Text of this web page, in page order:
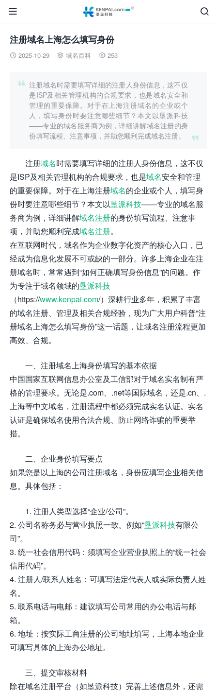


注册域名上海怎么填写身份
 2025-10-29  域名百科  253


注册域名时需要填写详细的注册人身份信息，这不仅
是ISP及相关管理机构的合规要求，也是域名安全和
管理的重要保障。对于在上海注册域名的企业或个
人，填写身份时要注意哪些细节？本文以垦派科技
——专业的域名服务商为例，详细讲解域名注册的身
份填写流程、注意事项，并助您顺利完成域名注册。
注册域名时需要填写详细的注册人身份信息，这不仅
是ISP及相关管理机构的合规要求，也是域名安全和管理
的重要保障。对于在上海注册域名的企业或个人，填写身
份时要注意哪些细节？本文以垦派科技——专业的域名服
务商为例，详细讲解域名注册的身份填写流程、注意事
项，并助您顺利完成域名注册。
在互联网时代，域名作为企业数字化资产的核心入口，已
经成为信息化发展不可或缺的一部分。许多上海企业在注
册域名时，常常遇到“如何正确填写身份信息”的问题。作
为专注于域名领域的垦派科技
（https://www.kenpai.com/）深耕行业多年，积累了丰富
的域名注册、管理及相关合规经验，现为广大用户科普“注
册域名上海怎么填写身份”这一话题，让域名注册流程更加
高效、合规。
一、注册域名上海身份填写的基本依据
中国国家互联网信息办公室及工信部对于域名实名制有严
格的管理要求。无论是.com、.net等国际域名，还是.cn、.
上海等中文域名，注册流程中都必须完成实名认证。实名
认证是确保域名使用合法合规、防止网络诈骗的重要举
措。
二、企业身份填写要点
如果您是以上海的公司注册域名，身份应填写企业相关信
息。具体包括：
1. 注册人类型选择“企业/公司”。
2. 公司名称务必与营业执照一致。例如“垦派科技有限公
司”。
3. 统一社会信用代码：须填写企业营业执照上的“统一社会
信用代码”。
4. 注册人/联系人姓名：可填写法定代表人或实际负责人姓
名。
5. 联系电话与电邮：建议填写公司常用的办公电话与邮
箱。
6. 地址：按实际工商注册的公司地址填写，上海本地企业
可填写具体的上海办公地址。
三、提交审核材料
除在域名注册平台（如垦派科技）完善上述信息外，还需